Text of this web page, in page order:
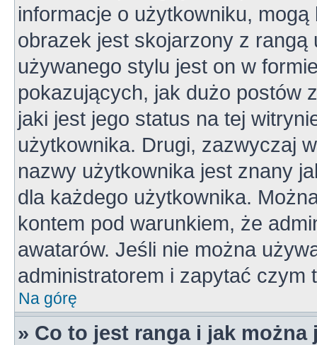
informacje o użytkowniku,
obrazek jest skojarzony z
używanego stylu jest on w
pokazujących, jak dużo postów
jaki jest jego status na tej
użytkownika. Drugi, zazwyczaj
nazwy użytkownika jest znany
dla każdego użytkownika.
kontem pod warunkiem, że
awatarów. Jeśli nie można
administratorem i zapytać czym
Na górę
» Co to jest ranga i jak można